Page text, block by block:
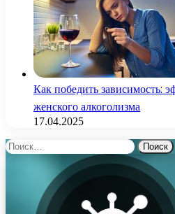
Как победить зависимость:
женского алкоголизма
17.04.2025
Найти: